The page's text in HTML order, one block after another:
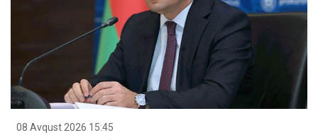
08 Avqust 2026 15:45